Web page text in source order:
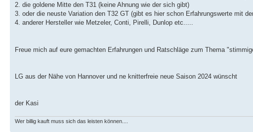
2. die goldene Mitte den T31 (keine Ahnung wie der sich gibt)
3. oder die neuste Variation den T32 GT (gibt es hier schon Erfahrungswerte mit
4. anderer Hersteller wie Metzeler, Conti, Pirelli, Dunlop etc.....
Freue mich auf eure gemachten Erfahrungen und Ratschläge zum Thema
LG aus der Nähe von Hannover und ne knitterfreie neue Saison 2024 wünscht
der Kasi
Wer billig kauft muss sich das leisten können....